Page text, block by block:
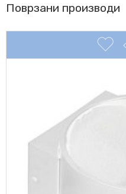
Поврзани производи